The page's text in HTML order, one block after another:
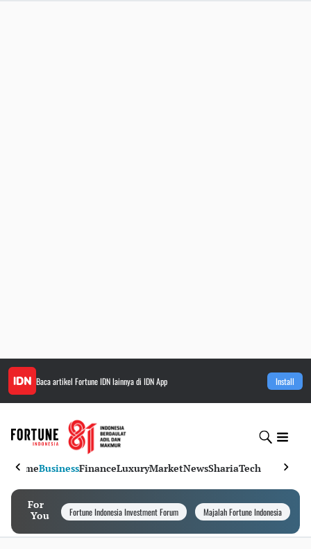
Baca artikel Fortune IDNlainnya di IDN App Install
HomeBusinessFinanceLuxuryMarketNewsShariaTech
For
You
Fortune Indonesia Investment Forum Majalah Fortune Indonesia